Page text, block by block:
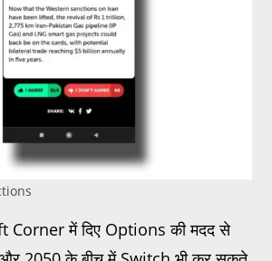
Corner में दिए Options की मदद से